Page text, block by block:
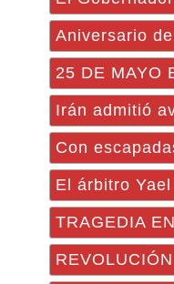
Aniversario
25 DE MAYO
Irán admitió
Con
El árbitro
TRAGEDIA